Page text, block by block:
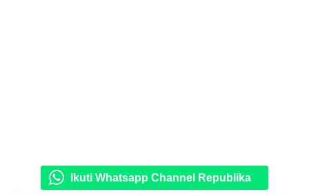
Ikuti Whatsapp Channel Republika